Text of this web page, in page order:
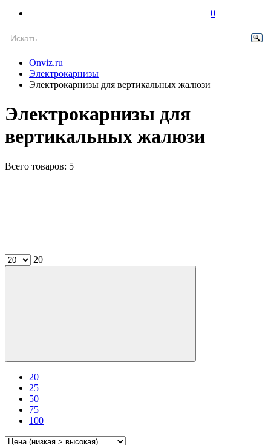
0
Onviz.ru
Электрокарнизы
Электрокарнизы для вертикальных жалюзи
Электрокарнизы для
вертикальных жалюзи
Всего товаров: 5
20
20
25
50
75
100